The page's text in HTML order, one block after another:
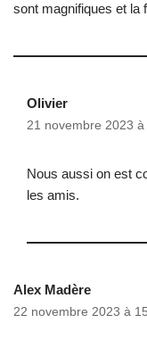
sont magnifiques et la
Olivier
21 novembre 2023 à
Nous aussi on est
les amis.
Alex Madère
22 novembre 2023 à